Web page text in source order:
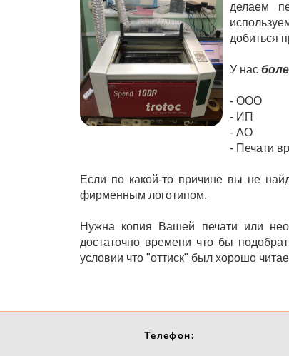
делаем
добиться
У нас
- ООО
- ИП
- АО
- Печати
Если по какой-то причине вы не
фирменным логотипом.
Нужна копия Вашей печати или
достаточно времени что бы
условии что "оттиск" был хорошо
Телефон: